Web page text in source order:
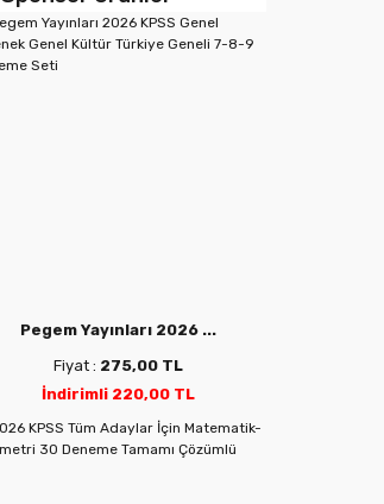
Pegem Yayınları 2026 ...
Fiyat : 275,00 TL
İndirimli 220,00 TL